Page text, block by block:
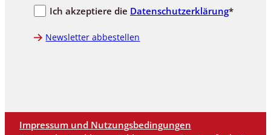
Ich akzeptiere die Datenschutzerklärung*
Newsletter abbestellen
Impressum und Nutzungsbedingungen